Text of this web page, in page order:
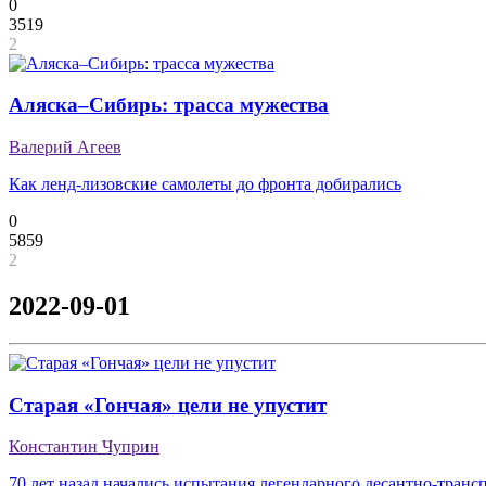
0
3519
2
Аляска–Сибирь: трасса мужества
Валерий Агеев
Как ленд-лизовские самолеты до фронта добирались
0
5859
2
2022-09-01
Старая «Гончая» цели не упустит
Константин Чуприн